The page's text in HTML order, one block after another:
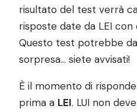
risultato del test verrà
risposte date da LEI con
Questo test potrebbe
sorpresa… siete avvisati!
È il momento di
prima a LEI. LUI non